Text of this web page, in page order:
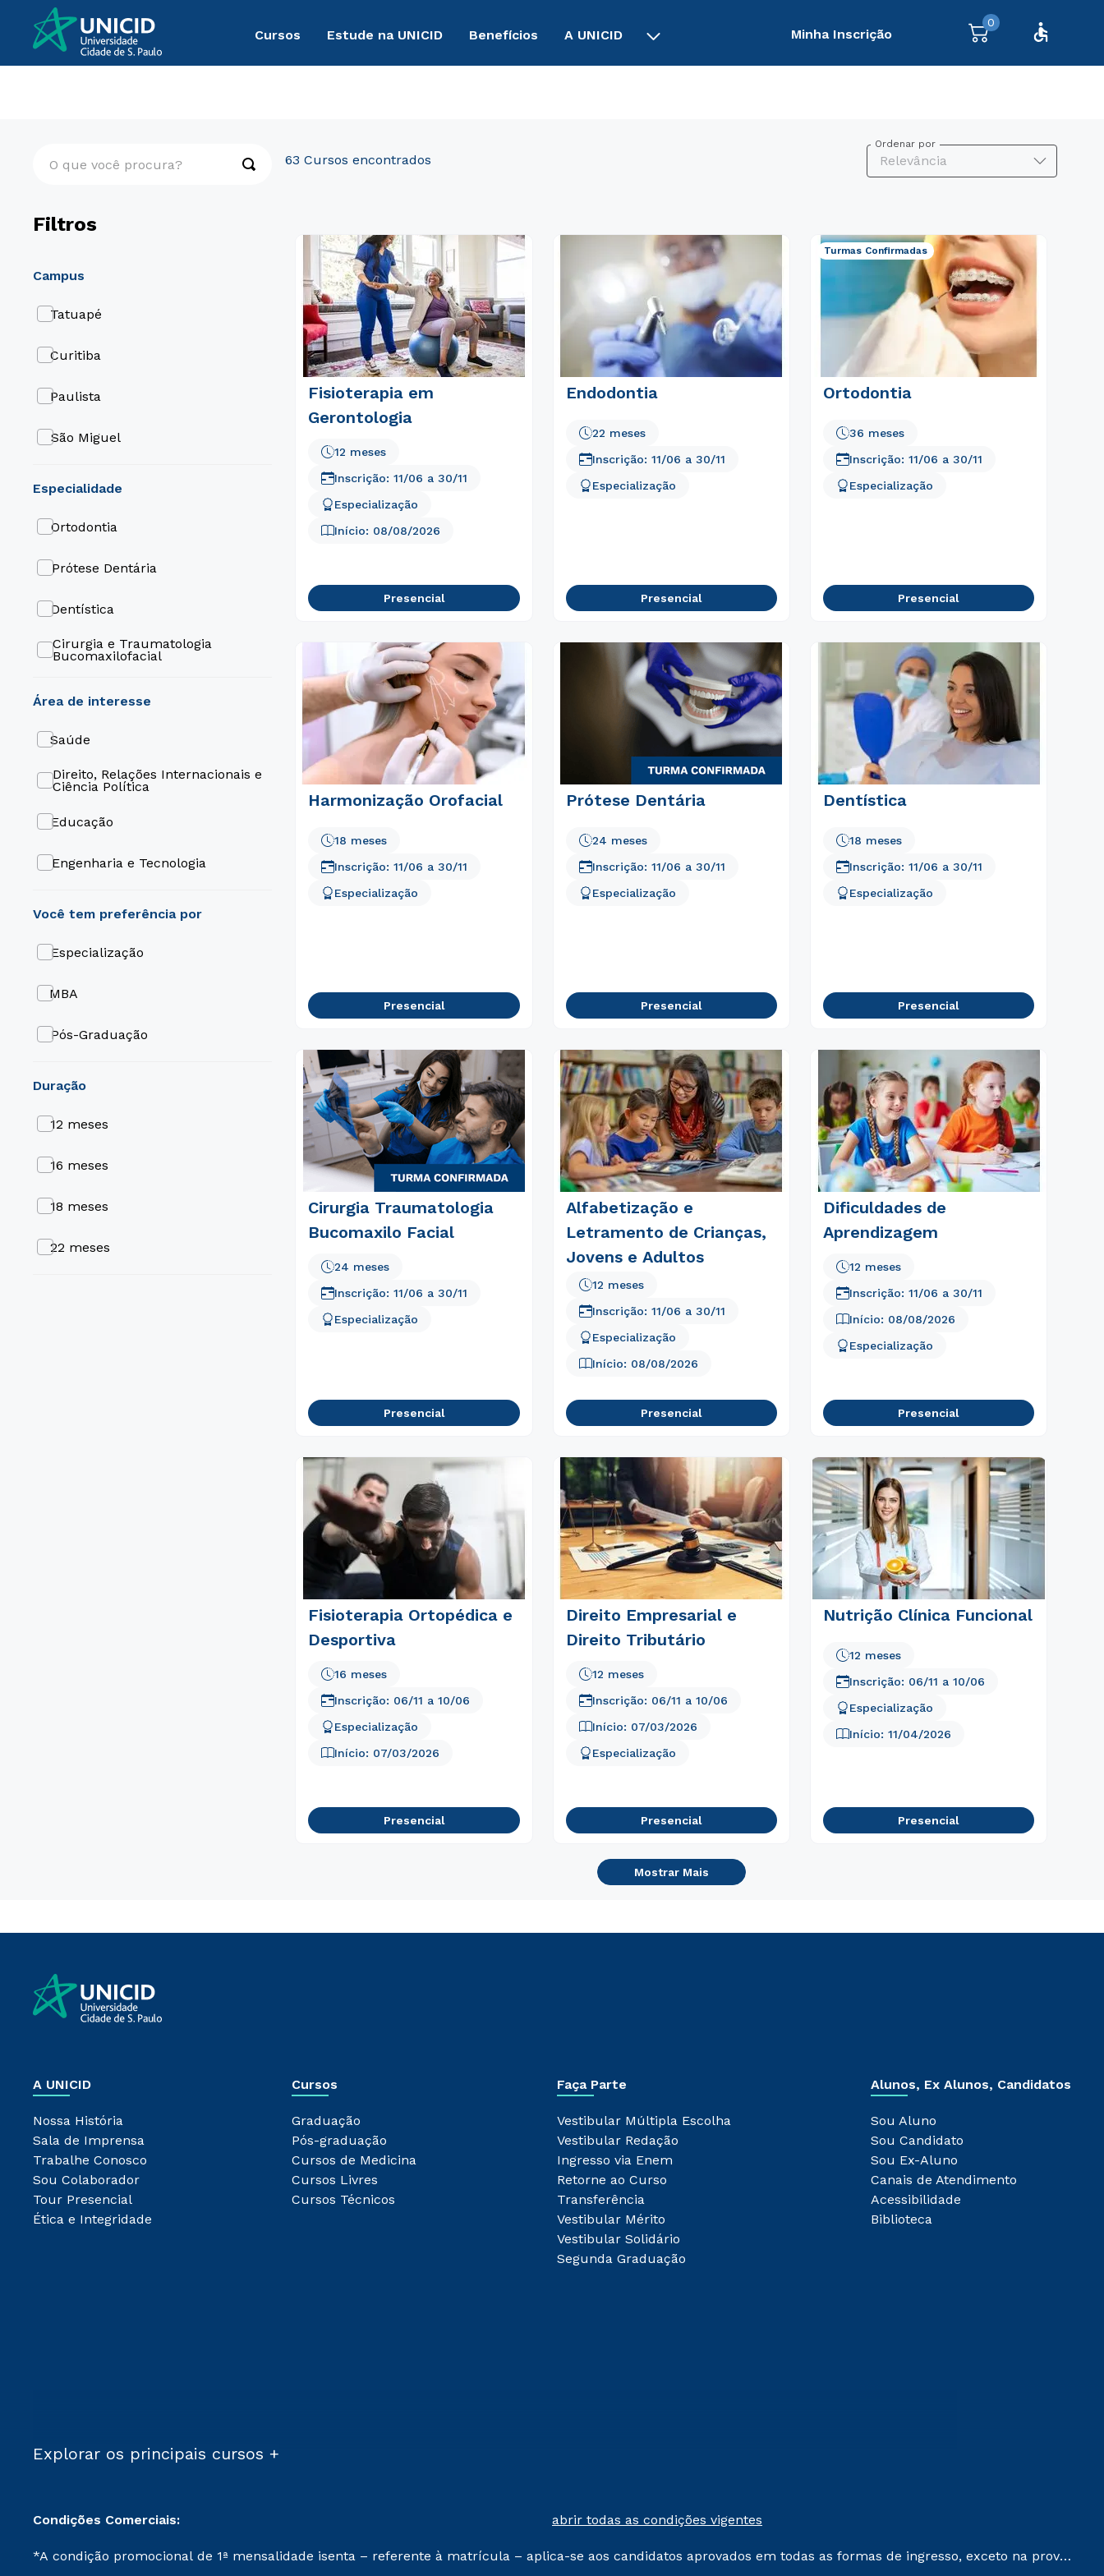
Cursos Estude na UNICID Benefícios A UNICID Minha Inscrição
0
Filtros
área de interesse
Saúde
Direito, Relações Internacionais e
Ciência Política
Educação
Engenharia e Tecnologia
Odontologia
Medicina
campus
Tatuapé
Curitiba
Paulista
São Miguel
Londrina
Liberdade
João Pessoa
Itú
duração
12 meses
16 meses
18 meses
22 meses
especialidade
Ortodontia
Prótese Dentária
Dentística
Cirurgia e Traumatologia
Bucomaxilofacial
Periodontia
Odontopediatria
Odontologia Hospitalar
Odontogeriatria
Especialização
MBA
Pós-Graduação
63
Ordenar por
Relevância
Fisioterapia em
Gerontologia
Especialização
12 meses
Início: 08/08/2026
Inscrição:11/06 a 30/11
Presencial
Endodontia
22 meses
Especialização
Inscrição: 11/06 a 30/11
Presencial
Turmas Confirmadas
Ortodontia
36 meses
Especialização
Inscrição:11/06 a 30/11
Presencial
Harmonização Orofacial
Especialização
18 meses
Inscrição:11/06 a 30/11
Presencial
Prótese Dentária
24 meses
Especialização
Inscrição: 11/06 a 30/11
Presencial
Dentística
Especialização
18 meses
Inscrição:11/06 a 30/11
Presencial
Cirurgia Traumatologia
Bucomaxilo Facial
24 meses
Especialização
Inscrição:11/06 a 30/11
Presencial
Alfabetização e
Letramento de Crianças,
Jovens e Adultos
Especialização
Início: 08/08/2026
12 meses
Inscrição: 11/06 a 30/11
Presencial
Dificuldades de
Aprendizagem
12 meses
Início: 08/08/2026
Especialização
Inscrição:11/06 a 30/11
Presencial
Fisioterapia Ortopédica e
Desportiva
Especialização
Início: 07/03/2026
16 meses
Inscrição: 06/11 a 10/06
Presencial
Direito Empresarial e
Direito Tributário
Início: 07/03/2026
Especialização
12 meses
Inscrição: 06/11 a 10/06
Presencial
Nutrição Clínica Funcional
12 meses
Especialização
Início:11/04/2026
Inscrição: 06/11 a 10/06
Presencial
Mostrar Mais
A UNICID
Nossa História
Sala de Imprensa
Trabalhe Conosco
Sou Colaborador
Tour Presencial
Ética e Integridade
Cursos
Graduação
Pós-graduação
Cursos de Medicina
Cursos Livres
Cursos Técnicos
Faça Parte
Vestibular Múltipla Escolha
Vestibular Redação
Ingresso via Enem
Retorne ao Curso
Transferência
Vestibular Mérito
Vestibular Solidário
Segunda Graduação
Alunos, Ex Alunos, Candidatos
Sou Aluno
Sou Candidato
Sou Ex-Aluno
Canais de Atendimento
Acessibilidade
Biblioteca
Explorar os principais cursos +
Condições Comerciais: abrir todas as condições vigentes
*A condição promocional de 1ª mensalidade isenta – referente à matrícula – aplica-se aos candidatos aprovados em todas as formas de ingresso, exceto na prova
envio de conteúdos da Unicid.